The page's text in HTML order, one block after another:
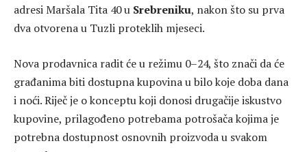
adresi Maršala Tita 40 u Srebreniku, nakon što su prva
dva otvorena u Tuzli proteklih mjeseci.
Nova prodavnica radit će u režimu 0–24, što znači da će
građanima biti dostupna kupovina u bilo koje doba dana
i noći. Riječ je o konceptu koji donosi drugačije iskustvo
kupovine, prilagođeno potrebama potrošača kojima je
potrebna dostupnost osnovnih proizvoda u svakom